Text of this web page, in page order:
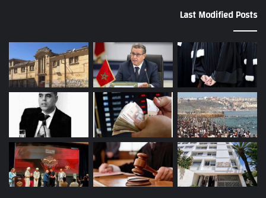
Last Modified Posts